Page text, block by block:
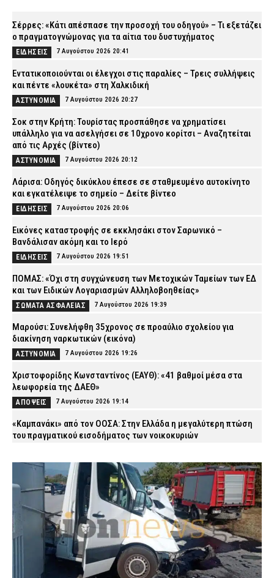
Σέρρες: «Κάτι απέσπασε την προσοχή του οδηγού» – Τι εξετάζει
ο πραγματογνώμονας για τα αίτια του δυστυχήματος
ΕΙΔΗΣΕΙΣ 7 Αυγούστου 2026 20:41
Εντατικοποιούνται οι έλεγχοι στις παραλίες – Τρεις συλλήψεις
και πέντε «λουκέτα» στη Χαλκιδική
ΑΣΤΥΝΟΜΙΑ 7 Αυγούστου 2026 20:27
Σοκ στην Κρήτη: Τουρίστας προσπάθησε να χρηματίσει
υπάλληλο για να ασελγήσει σε 10χρονο κορίτσι – Αναζητείται
από τις Αρχές (βίντεο)
ΑΣΤΥΝΟΜΙΑ 7 Αυγούστου 2026 20:12
Λάρισα: Οδηγός δικύκλου έπεσε σε σταθμευμένο αυτοκίνητο
και εγκατέλειψε το σημείο – Δείτε βίντεο
ΕΙΔΗΣΕΙΣ 7 Αυγούστου 2026 20:06
Εικόνες καταστροφής σε εκκλησάκι στον Σαρωνικό –
Βανδάλισαν ακόμη και το Ιερό
ΕΙΔΗΣΕΙΣ 7 Αυγούστου 2026 19:51
ΠΟΜΑΣ: «Όχι στη συγχώνευση των Μετοχικών Ταμείων των ΕΔ
και των Ειδικών Λογαριασμών Αλληλοβοηθείας»
ΣΩΜΑΤΑ ΑΣΦΑΛΕΙΑΣ 7 Αυγούστου 2026 19:39
Μαρούσι: Συνελήφθη 35χρονος σε προαύλιο σχολείου για
διακίνηση ναρκωτικών (εικόνα)
ΑΣΤΥΝΟΜΙΑ 7 Αυγούστου 2026 19:26
Χριστοφορίδης Κωνσταντίνος (ΕΑΥΘ): «41 βαθμοί μέσα στα
λεωφορεία της ΔΑΕΘ»
ΑΠΟΨΕΙΣ 7 Αυγούστου 2026 19:14
«Καμπανάκι» από τον ΟΟΣΑ: Στην Ελλάδα η μεγαλύτερη πτώση
του πραγματικού εισοδήματος των νοικοκυριών
Άρειος Πάγος: Δεν ανασύρεται η υπόθεση των υποκλοπών από
το αρχείο
7 Αυγούστου 2026 18:40
Συνελήφθησαν τέσσερις διακινητές μεταναστών σε Έβρο και
Ροδόπη – Μετέφεραν 15 αλλοδαπούς
ΑΣΤΥΝΟΜΙΑ 7 Αυγούστου 2026 18:27
Πυρκαγιά στην Ερμακιά Κοζάνης – Στη μάχη εναέρια και επίγεια